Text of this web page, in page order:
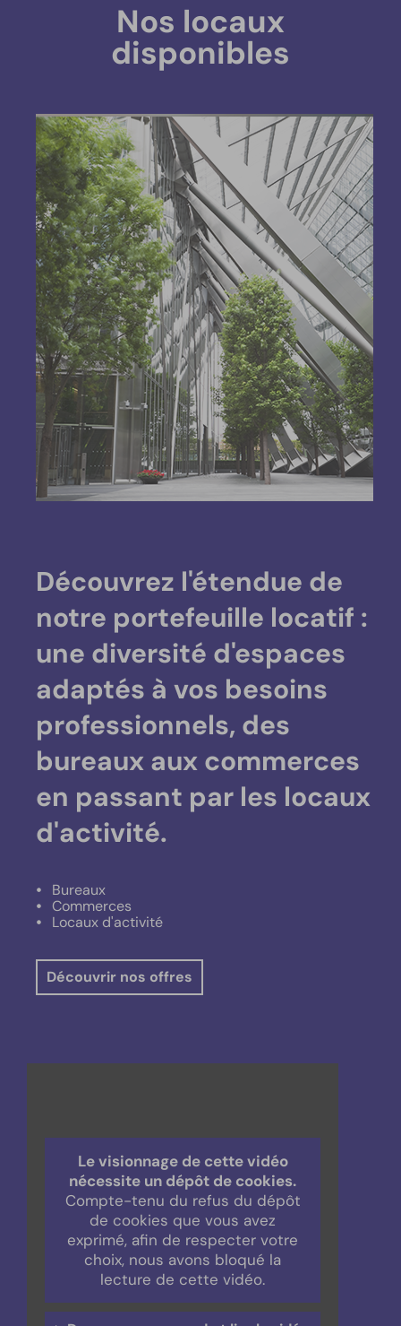
Nos locaux
disponibles
Découvrez l'étendue de
notre portefeuille locatif :
une diversité d'espaces
adaptés à vos besoins
professionnels, des
bureaux aux commerces
en passant par les locaux
d'activité.
Bureaux
Commerces
Locaux d'activité
Découvrir nos offres
Le visionnage de cette vidéo
nécessite un dépôt de cookies.
Compte-tenu du refus du dépôt
de cookies que vous avez
exprimé, afin de respecter votre
choix, nous avons bloqué la
lecture de cette vidéo.